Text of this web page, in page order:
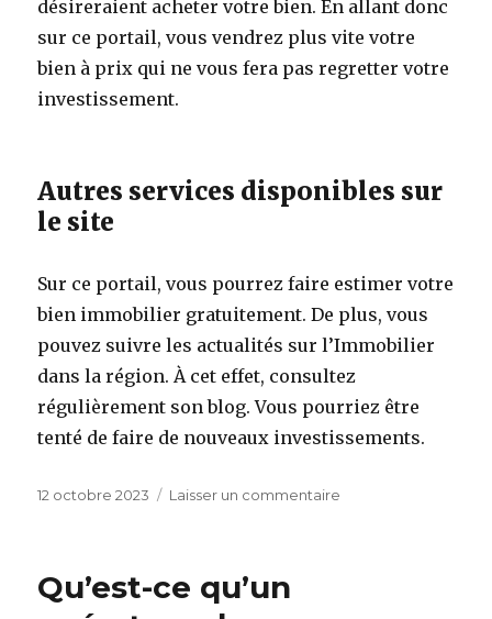
désireraient acheter votre bien. En allant donc
sur ce portail, vous vendrez plus vite votre
bien à prix qui ne vous fera pas regretter votre
investissement.
Autres services disponibles sur
le site
Sur ce portail, vous pourrez faire estimer votre
bien immobilier gratuitement. De plus, vous
pouvez suivre les actualités sur l’Immobilier
dans la région. À cet effet, consultez
régulièrement son blog. Vous pourriez être
tenté de faire de nouveaux investissements.
Publié
12 octobre 2023 Laisser un commentaire
Qu’est-ce qu’un